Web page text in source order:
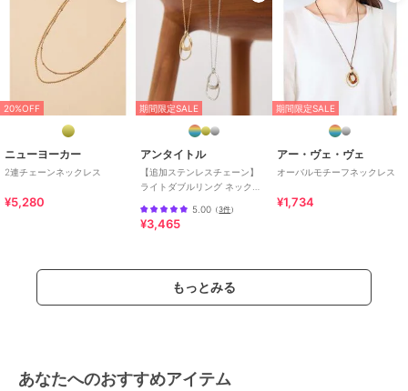
20%OFF
ニューヨーカー
2連チェーンネックレス
¥5,280
期間限定SALE
アンタイトル
【追加ステンレスチェーン】
ライトダブルリング ネックレ
5.00 （3件）
¥3,465
期間限定SALE
アー・ヴェ・ヴェ
オーバルモチーフネックレス
¥1,734
もっとみる
あなたへのおすすめアイテム